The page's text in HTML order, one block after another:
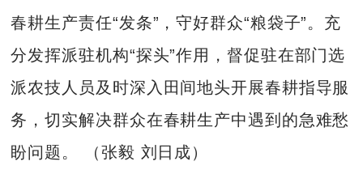
春耕生产责任“发条”，守好群众“粮袋子”。充
分发挥派驻机构“探头”作用，督促驻在部门选
派农技人员及时深入田间地头开展春耕指导服
务，切实解决群众在春耕生产中遇到的急难愁
盼问题。 （张毅 刘日成）